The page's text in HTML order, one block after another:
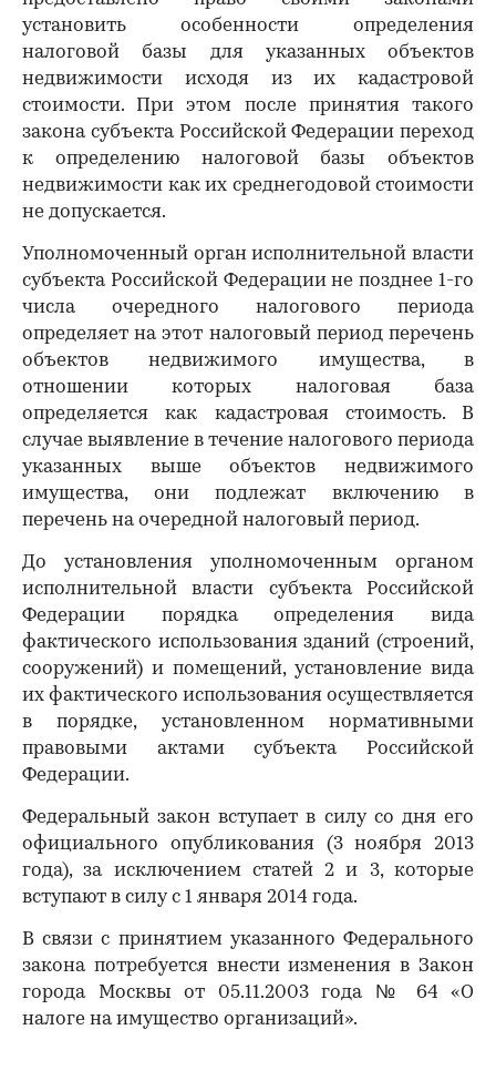
установить особенности определения
налоговой базы для указанных объектов
недвижимости исходя из их кадастровой
стоимости. При этом после принятия такого
закона субъекта Российской Федерации переход
к определению налоговой базы объектов
недвижимости как их среднегодовой стоимости
не допускается.
Уполномоченный орган исполнительной власти
субъекта Российской Федерации не позднее 1-го
числа очередного налогового периода
определяет на этот налоговый период перечень
объектов недвижимого имущества, в
отношении которых налоговая база
определяется как кадастровая стоимость. В
случае выявление в течение налогового периода
указанных выше объектов недвижимого
имущества, они подлежат включению в
перечень на очередной налоговый период.
До установления уполномоченным органом
исполнительной власти субъекта Российской
Федерации порядка определения вида
фактического использования зданий (строений,
сооружений) и помещений, установление вида
их фактического использования осуществляется
в порядке, установленном нормативными
правовыми актами субъекта Российской
Федерации.
Федеральный закон вступает в силу со дня его
официального опубликования (3 ноября 2013
года), за исключением статей 2 и 3, которые
вступают в силу с 1 января 2014 года.
В связи с принятием указанного Федерального
закона потребуется внести изменения в Закон
города Москвы от 05.11.2003 года № 64 «О
налоге на имущество организаций».